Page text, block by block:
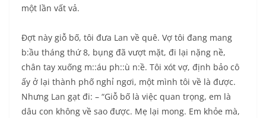
một lần vất vả.
Đợt này giỗ bố, tôi đưa Lan về quê. Vợ tôi đang mang
b:ầu tháng thứ 8, bụng đã vượt mặt, đi lại nặng nề,
chân tay xuống m::áu ph::ù n:ề. Tôi xót vợ, định bảo cô
ấy ở lại thành phố nghỉ ngơi, một mình tôi về là được.
Nhưng Lan gạt đi: – “Giỗ bố là việc quan trọng, em là
dâu con không về sao được. Mẹ lại mong. Em khỏe mà,